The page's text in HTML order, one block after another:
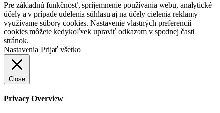
Pre základnú funkčnosť, spríjemnenie používania webu, analytické
účely a v prípade udelenia súhlasu aj na účely cielenia reklamy
využívame súbory cookies. Nastavenie vlastných preferencií
cookies môžete kedykoľvek upraviť odkazom v spodnej časti
stránok.
Nastavenia Prijať všetko
Close
Privacy Overview